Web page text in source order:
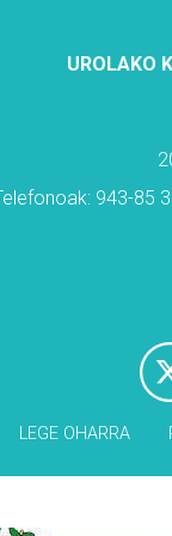
UROLAKO
943-85
LEGE OHARRA